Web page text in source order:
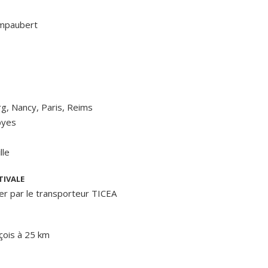
Nancy, Paris, Reims
par le transporteur TICEA
à 25 km